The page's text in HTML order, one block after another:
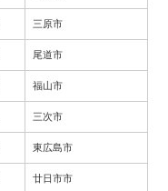
三原市
尾道市
福山市
三次市
東広島市
廿日市市